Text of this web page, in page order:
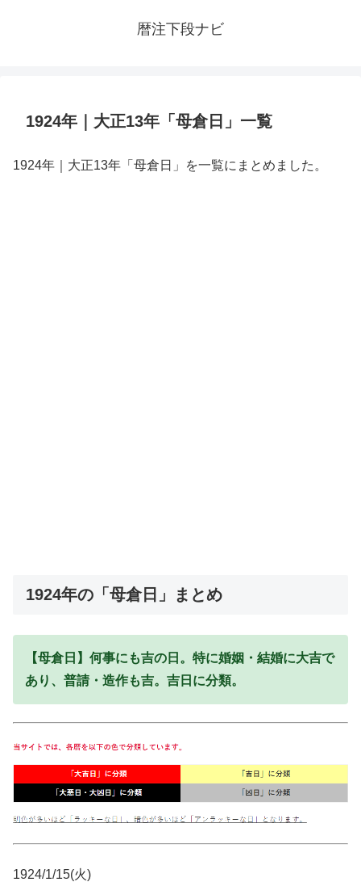
暦注下段ナビ
1924年｜大正13年「母倉日」一覧
1924年｜大正13年「母倉日」を一覧にまとめました。
1924年の「母倉日」まとめ
【母倉日】何事にも吉の日。特に婚姻・結婚に大吉で
あり、普請・造作も吉。吉日に分類。
1924/1/15(火)